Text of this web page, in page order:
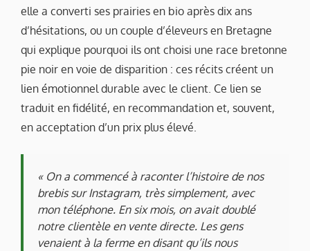
elle a converti ses prairies en bio après dix ans
d’hésitations, ou un couple d’éleveurs en Bretagne
qui explique pourquoi ils ont choisi une race bretonne
pie noir en voie de disparition : ces récits créent un
lien émotionnel durable avec le client. Ce lien se
traduit en fidélité, en recommandation et, souvent,
en acceptation d’un prix plus élevé.
« On a commencé à raconter l’histoire de nos
brebis sur Instagram, très simplement, avec
mon téléphone. En six mois, on avait doublé
notre clientèle en vente directe. Les gens
venaient à la ferme en disant qu’ils nous